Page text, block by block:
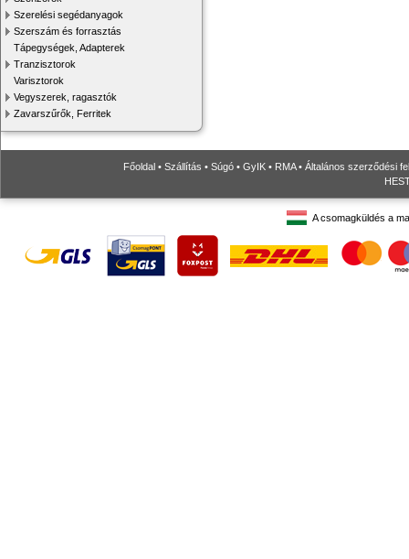
Szerelési segédanyagok
Szerszám és forrasztás
Tápegységek, Adapterek
Tranzisztorok
Varisztorok
Vegyszerek, ragasztók
Zavarszűrők, Ferritek
Főoldal • Szállítás • Súgó • GyIK • RMA• Általános szerződési
A csomagküldés a